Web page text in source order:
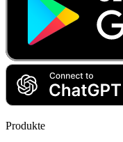
Produkte